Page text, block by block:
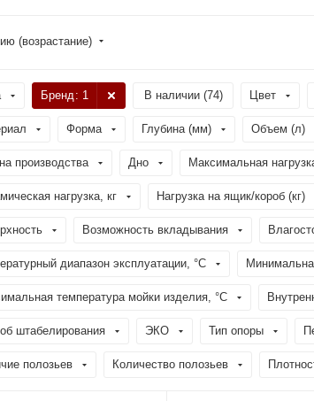
(возрастание)
Бренд: 1 В наличии (74) Цвет
Форма Глубина (мм) Объем (л)
производства Дно Максимальная
нагрузка, кг Нагрузка на ящик/короб (кг)
Возможность вкладывания
диапазон эксплуатации, °C
температура мойки изделия, °C
штабелирования ЭКО Тип опоры
полозьев Количество полозьев